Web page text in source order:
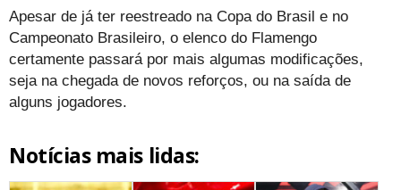
Apesar de já ter reestreado na Copa do Brasil e no
Campeonato Brasileiro, o elenco do Flamengo
certamente passará por mais algumas modificações,
seja na chegada de novos reforços, ou na saída de
alguns jogadores.
Notícias mais lidas: